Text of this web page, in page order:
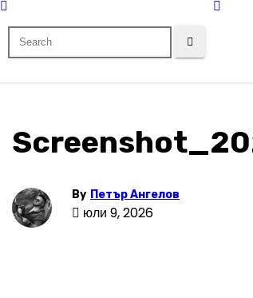
By Петър Ангелов
юли 9, 2026